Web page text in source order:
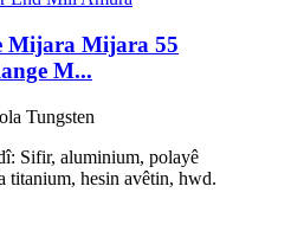
Mijara Mijara 55
M...
Tungsten
Sifir, aluminium, polayê
titanium, hesin avêtin, hwd.